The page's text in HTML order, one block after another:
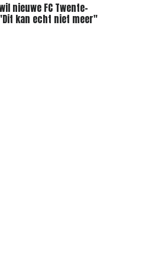
nieuwe FC Twente-
kan echt niet meer"